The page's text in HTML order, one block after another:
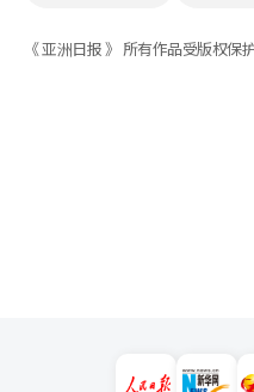
《 亚洲日报 》 所有作品受版权保